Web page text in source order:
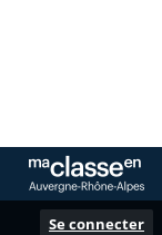
Se connecter